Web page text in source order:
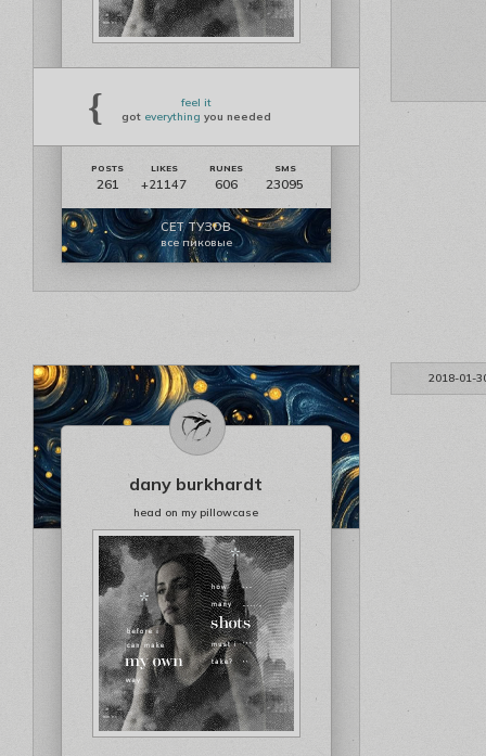
{
feel it
got everything you needed
261 +21147 606 23095
СЕТ ТУЗОВ
все пиковые
2018-01-
dany burkhardt
head on my pillowcase